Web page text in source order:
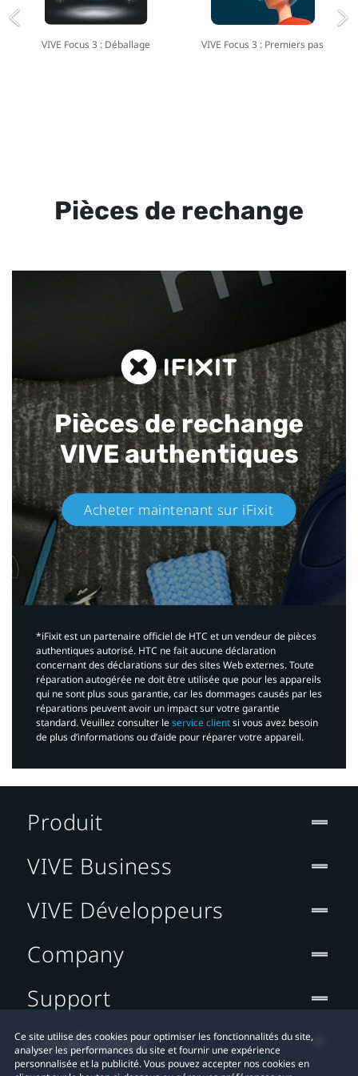
VIVE Focus 3 : Déballage VIVE Focus 3 : Premiers pas
Pièces de rechange
Pièces de rechange
VIVE authentiques​
Acheter maintenant sur iFixit​
*iFixit est un partenaire officiel de HTC et un vendeur de pièces
authentiques autorisé. HTC ne fait aucune déclaration
concernant des déclarations sur des sites Web externes. Toute
réparation autogérée ne doit être utilisée que pour les appareils
qui ne sont plus sous garantie, car les dommages causés par les
réparations peuvent avoir un impact sur votre garantie
standard. Veuillez consulter leservice clientsi vous avez besoin
de plus d’informations ou d’aide pour réparer votre appareil.​
Ce site utilise des cookies pour optimiser les fonctionnalités du site,
analyser les performances du site et fournir une expérience
personnalisée et la publicité. Vous pouvez accepter nos cookies en
Produit
VIVE Business
VIVE Développeurs
Company
Support
Localisation